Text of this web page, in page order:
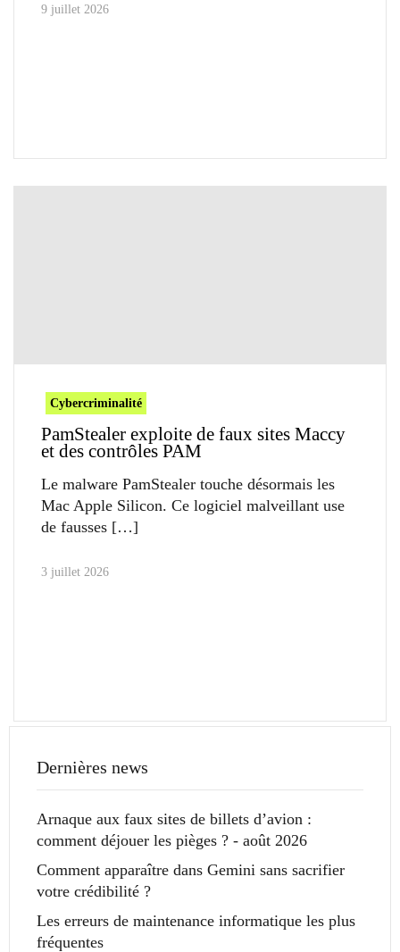
9 juillet 2026
Cybercriminalité
PamStealer exploite de faux sites Maccy
et des contrôles PAM
Le malware PamStealer touche désormais les
Mac Apple Silicon. Ce logiciel malveillant use
de fausses
3 juillet 2026
Dernières news
Arnaque aux faux sites de billets d’avion :
comment déjouer les pièges ? - août 2026
Comment apparaître dans Gemini sans sacrifier
votre crédibilité ?
Les erreurs de maintenance informatique les plus
fréquentes